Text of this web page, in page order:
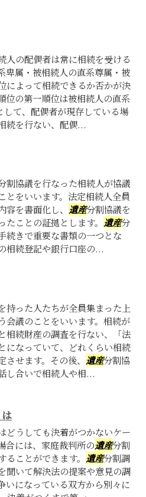
人の配偶者は常に相続を受ける
卑属・被相続人の直系尊属・被
によって相続できるか否かが決
位の第一順位は被相続人の直系
て、配偶者が現存している場
続を行ない、配偶...
割協議を行なった相続人が協議
とをいいます。法定相続人全員
容を書面化し、 遺産分割協議を
ことの証拠とします。 遺産分
続きで重要な書類の一つとな
相続登記や銀行口座の...
持った人たちが全員集まった上
会議のことをいいます。相続が
相続財産の調査を行ない、「法
になっていて、どれくらい相続
せます。その後、 遺産分割協
し合いで相続人や相...
どうしても決着がつかないケー
合には、家庭裁判所の遺産分割
ことができます。 遺産分割調
聞いて解決法の提案や意見の調
いになっている双方から別々に